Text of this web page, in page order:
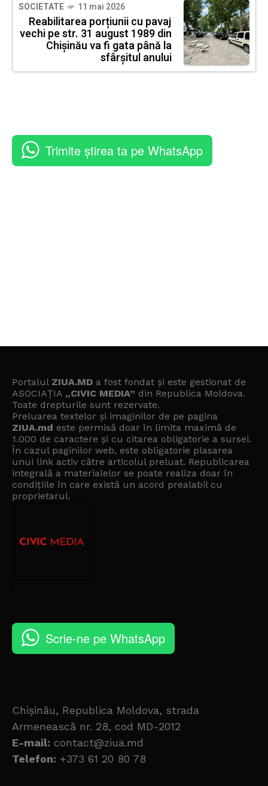
SOCIETATE 11 mai 2026
Reabilitarea porțiunii cu pavaj
vechi pe str. 31 august 1989 din
Chișinău va fi gata până la
sfârșitul anului
Trimite știrea ta pe WhatsApp
Portalul ZIUA.MD a fost fondat și este gestionat de
ASOCIAȚIA „CIVIC MEDIA” din Republica Moldova.
Toate drepturile sunt rezervate.
Preluarea textelor și imaginilor de pe pagina
ZIUA.md este permisă doar în limita maximă de
1.000 de caractere și cu citarea obligatorie a sursei.
În cazul paginilor web, este obligatorie plasarea
unui link activ către articolul preluat. Republicarea
integrală a materialelor se poate realiza doar în
condițiile în care există un acord prealabil cu
proprietarul.
Scrie-ne pe WhatsApp
Chișinău, Republica Moldova, strada
Armenească nr. 28, cod MD-2012
E-mail: contact@ziua.md
Telefon: +373 61 20 80 78